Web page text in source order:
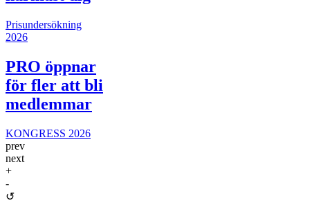
Prisundersökning
2026
PRO öppnar
för fler att bli
medlemmar
KONGRESS 2026
prev
next
+
-
↺